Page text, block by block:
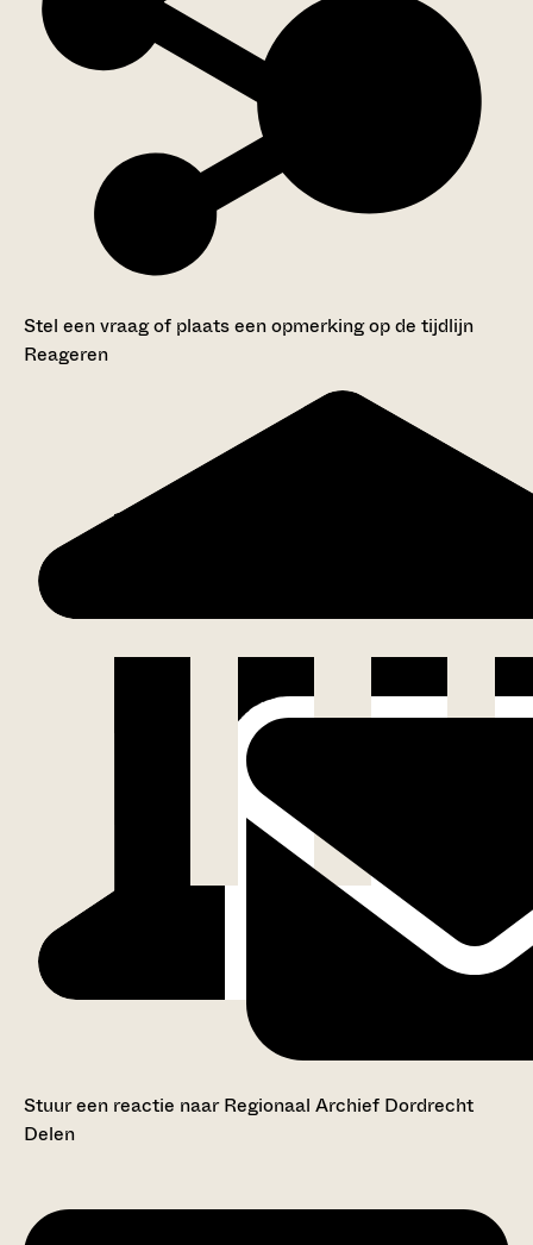
Stel een vraag of plaats een opmerking op de tijdlijn
Reageren
Stuur een reactie naar Regionaal Archief Dordrecht
Delen